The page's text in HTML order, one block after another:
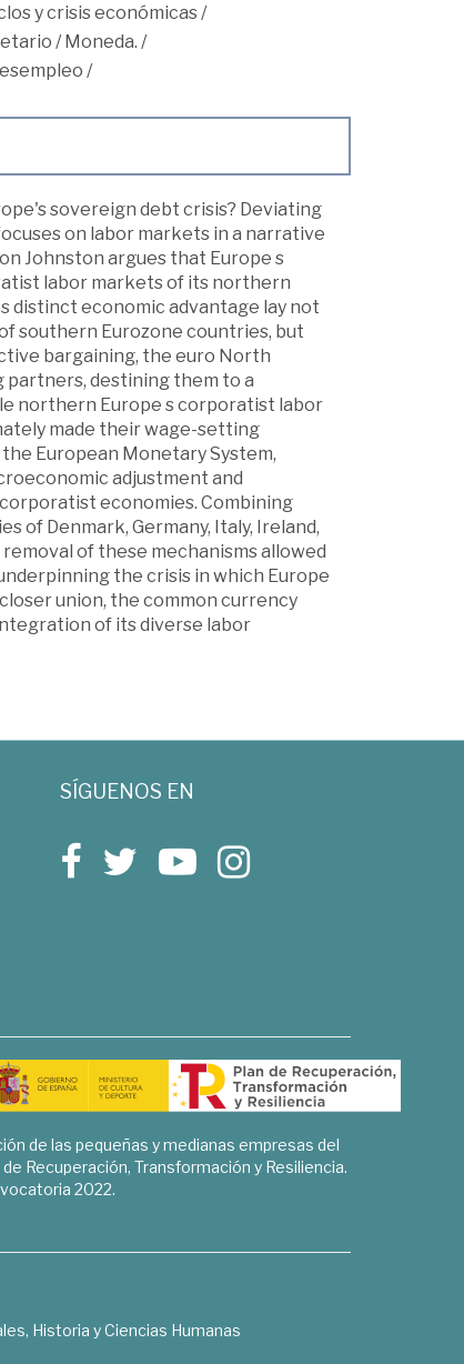
y crisis económicas/
/Moneda. /
/
sovereign debt crisis? Deviating
on labor markets in a narrative
Johnston argues that Europe s
labor markets of its northern
distinct economic advantage lay not
southern Eurozone countries, but
bargaining, the euro North
destining them to a
northern Europe s corporatist labor
made their wage-setting
European Monetary System,
adjustment and
economies. Combining
of Denmark, Germany, Italy, Ireland,
of these mechanisms allowed
the crisis in which Europe
union, the common currency
of its diverse labor
SÍGUENOS EN
de las pequeñas y medianas empresas del
Recuperación, Transformación y Resiliencia.
2022.
Historia y Ciencias Humanas